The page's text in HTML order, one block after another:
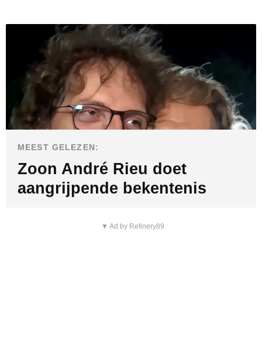
MEEST GELEZEN:
Zoon André Rieu doet
aangrijpende bekentenis
▼ Ad by Refinery89